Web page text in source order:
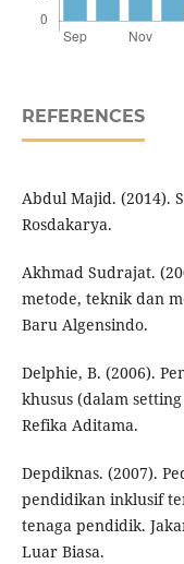
REFERENCES
Abdul Majid. (2014).
Rosdakarya.
Akhmad Sudrajat.
metode, teknik dan
Baru Algensindo.
Delphie, B. (2006).
khusus (dalam
Refika Aditama.
Depdiknas. (2007).
pendidikan inklusif
tenaga pendidik.
Luar Biasa.